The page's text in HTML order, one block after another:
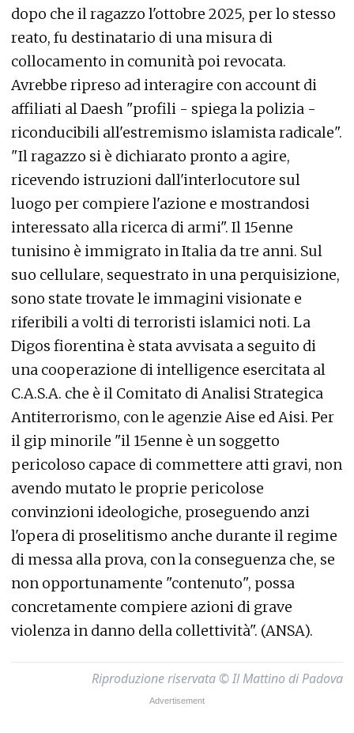
dopo che il ragazzo l'ottobre 2025, per lo stesso
reato, fu destinatario di una misura di
collocamento in comunità poi revocata.
Avrebbe ripreso ad interagire con account di
affiliati al Daesh "profili - spiega la polizia -
riconducibili all'estremismo islamista radicale".
"Il ragazzo si è dichiarato pronto a agire,
ricevendo istruzioni dall'interlocutore sul
luogo per compiere l'azione e mostrandosi
interessato alla ricerca di armi". Il 15enne
tunisino è immigrato in Italia da tre anni. Sul
suo cellulare, sequestrato in una perquisizione,
sono state trovate le immagini visionate e
riferibili a volti di terroristi islamici noti. La
Digos fiorentina è stata avvisata a seguito di
una cooperazione di intelligence esercitata al
C.A.S.A. che è il Comitato di Analisi Strategica
Antiterrorismo, con le agenzie Aise ed Aisi. Per
il gip minorile "il 15enne è un soggetto
pericoloso capace di commettere atti gravi, non
avendo mutato le proprie pericolose
convinzioni ideologiche, proseguendo anzi
l'opera di proselitismo anche durante il regime
di messa alla prova, con la conseguenza che, se
non opportunamente "contenuto", possa
concretamente compiere azioni di grave
violenza in danno della collettività". (ANSA).
Riproduzione riservata © Il Mattino di Padova